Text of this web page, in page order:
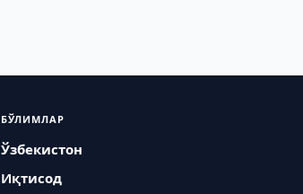
БЎЛИМЛАР
Ўзбекистон
Иқтисод